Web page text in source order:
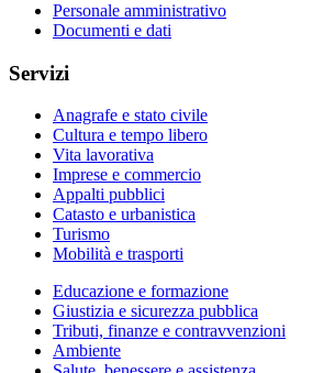
Personale amministrativo
Documenti e dati
Servizi
Anagrafe e stato civile
Cultura e tempo libero
Vita lavorativa
Imprese e commercio
Appalti pubblici
Catasto e urbanistica
Turismo
Mobilità e trasporti
Educazione e formazione
Giustizia e sicurezza pubblica
Tributi, finanze e contravvenzioni
Ambiente